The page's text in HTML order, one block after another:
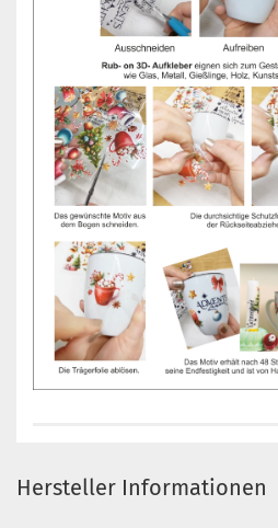
Hersteller Informationen